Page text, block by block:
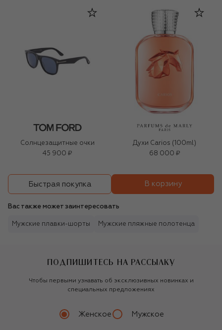
Солнцезащитные очки
45 900 ₽
Духи Carios (100ml)
68 000 ₽
Быстрая покупка В корзину
Вас также может заинтересовать
Мужские плавки-шорты Мужские пляжные полотенца
ПОДПИШИТЕСЬ НА РАССЫЛКУ
Чтобы первыми узнавать об эксклюзивных новинках и
специальных предложениях
Женское Мужское